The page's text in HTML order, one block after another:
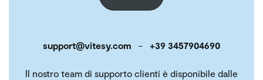
support@vitesy.com - +39 3457904690
Il nostro team di supporto clienti è disponibile dalle